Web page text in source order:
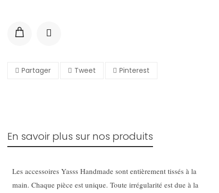
Partager Tweet Pinterest
En savoir plus sur nos produits
Les accessoires Yasss Handmade sont entièrement tissés à la
main. Chaque pièce est unique. Toute irrégularité est due à la